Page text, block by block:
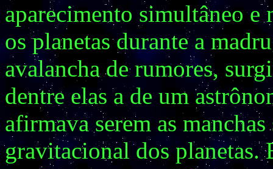
aparecimento simultâneo
os planetas durante a
avalancha de rumores,
dentre elas a de um
afirmava serem as
gravitacional dos planetas.